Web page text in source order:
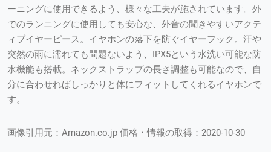
ーニングに使用できるよう、様々な工夫が施されています。外
でのランニングに使用しても安心な、外音の聞きやすいアクテ
ィブイヤーピース。イヤホンの落下を防ぐイヤーフック。汗や
突然の雨に濡れても問題ないよう、IPX5という水洗い可能な防
水機能も搭載。ネックストラップの長さ調整も可能なので、自
分に合わせればしっかりと体にフィットしてくれるイヤホンで
す。
画像引用元：Amazon.co.jp 価格・情報の取得：2020-10-30